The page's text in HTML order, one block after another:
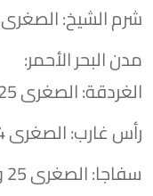
​شرم الشيخ: الصغرى 25 والعظمى 37.
​مدن البحر الأحمر:
​الغردقة: الصغرى 25 والعظمى 38.
​رأس غارب: الصغرى 24 والعظمى 37.
​سفاجا: الصغرى 25 والعظمى 37.